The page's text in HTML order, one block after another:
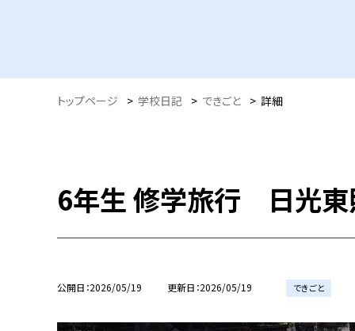
トップページ > 学校日記 > できごと > 詳細
6年生 修学旅行 日光東
公開日 2026/05/19 更新日 2026/05/19 できごと